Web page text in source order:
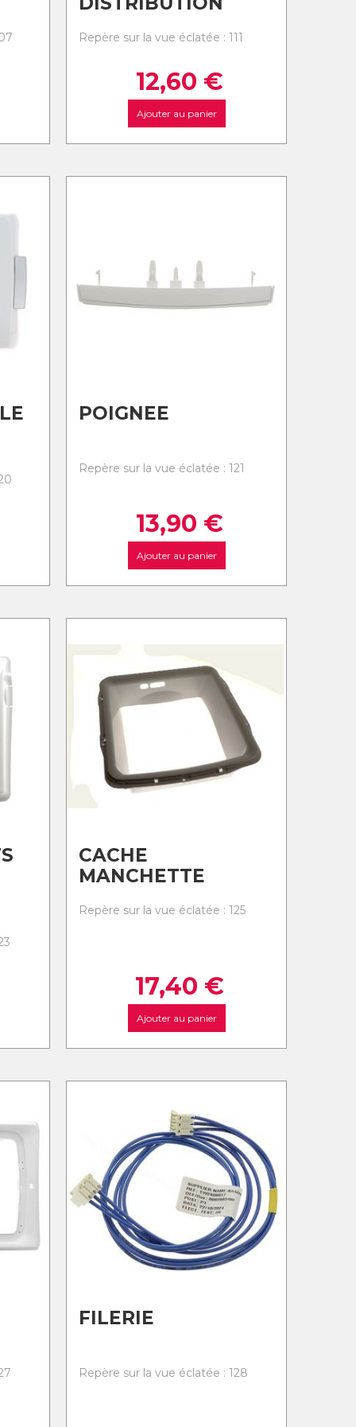
Repère sur la vue éclatée : 111
12,60 €
Ajouter au panier
POIGNEE
Repère sur la vue éclatée : 121
13,90 €
Ajouter au panier
CACHE
MANCHETTE
Repère sur la vue éclatée : 125
17,40 €
Ajouter au panier
FILERIE
Repère sur la vue éclatée : 128